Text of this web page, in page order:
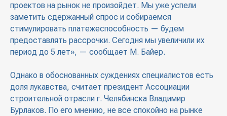
проектов на рынок не произойдет. Мы уже успели
заметить сдержанный спрос и собираемся
стимулировать платежеспособность — будем
предоставлять рассрочки. Сегодня мы увеличили их
период до 5 лет», — сообщает М. Байер.
Однако в обоснованных суждениях специалистов есть
доля лукавства, считает президент Ассоциации
строительной отрасли г. Челябинска Владимир
Бурлаков. По его мнению, не все спокойно на рынке